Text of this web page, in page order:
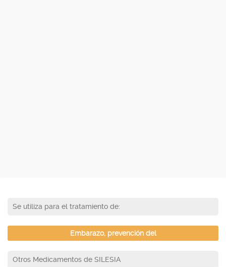
Se utiliza para el tratamiento de:
Embarazo, prevención del
Otros Medicamentos de SILESIA